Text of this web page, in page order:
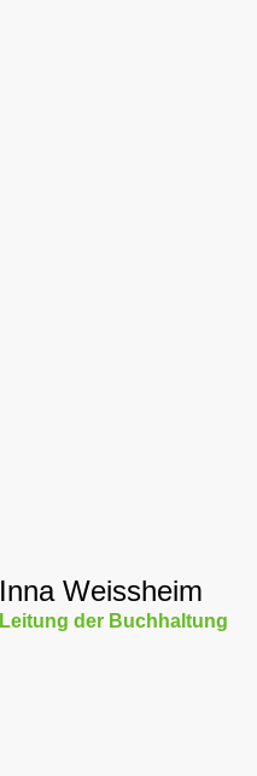
Inna Weissheim
Leitung der Buchhaltung